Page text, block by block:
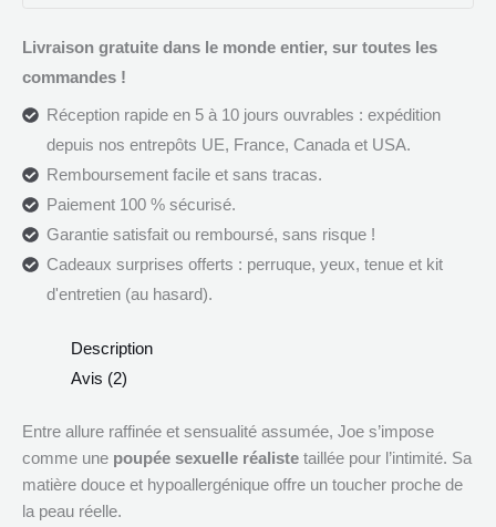
Livraison gratuite dans le monde entier, sur toutes les
commandes !
Réception rapide en 5 à 10 jours ouvrables : expédition
depuis nos entrepôts UE, France, Canada et USA.
Remboursement facile et sans tracas.
Paiement 100 % sécurisé.
Garantie satisfait ou remboursé, sans risque !
Cadeaux surprises offerts : perruque, yeux, tenue et kit
d'entretien (au hasard).
Description
Avis (2)
Entre allure raffinée et sensualité assumée, Joe s’impose
comme une poupée sexuelle réaliste taillée pour l’intimité. Sa
matière douce et hypoallergénique offre un toucher proche de
la peau réelle.